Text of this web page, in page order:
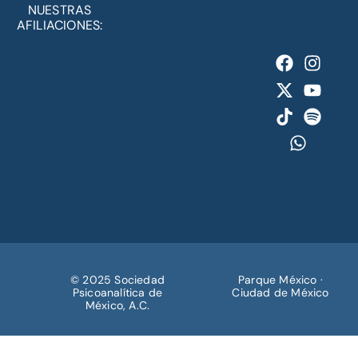
NUESTRAS
AFILIACIONES:
© 2025 Sociedad
Psicoanalítica de
México, A.C.
Parque México ·
Ciudad de México